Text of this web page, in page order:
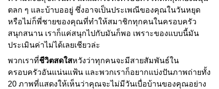
ตลก ๆ และบ้าบออยู่ ซึ่งอาจเป็นประเพณีของคุณในวันหยุด
หรือไม่ก็พี่ชายของคุณที่ทำให้สมาชิกทุกคนในครอบครัว
สนุกสนาน เราก็แค่สนุกไปกับมันก็พอ เพราะของแบบนี้มัน
ประเมินค่าไม่ได้เลยเชียวล่ะ
พวกเราที่ชีวิตสดใสหวังว่าทุกคนจะมีสายสัมพันธ์ใน
ครอบครัวอันแน่นแฟ้น และพวกเราก็อยากแบ่งปันภาพถ่ายทั้ง
20 ภาพที่แสดงให้เห็นว่าคุณจะไม่มีวันเบื่อบ้านของคุณอย่าง